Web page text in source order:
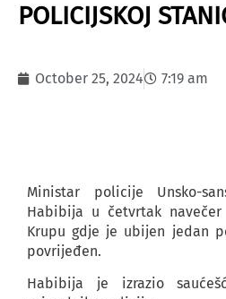
POLICIJSKOJ
October 25, 2024 7:19 am
Ministar policije Unsko-
Habibija u četvrtak
Krupu gdje je ubijen jedan
povrijeđen.
Habibija je izrazio